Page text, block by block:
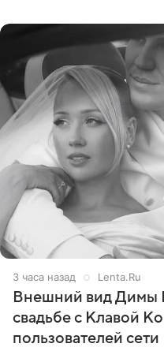
3 часа назад Lenta.Ru
Внешний вид Димы
свадьбе с Клавой
пользователей сети